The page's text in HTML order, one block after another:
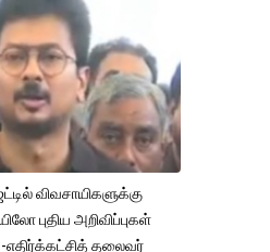
விவசாயிகளுக்கு
புதிய அறிவிப்புகள்
எதிர்க்கட்சித் தலைவர்